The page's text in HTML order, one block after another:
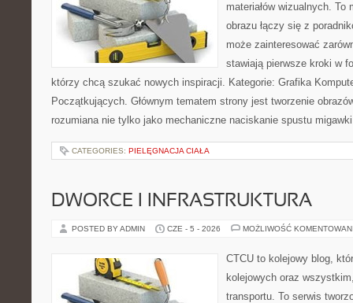
materiałów wizualnych.
obrazu łączy się z
może zainteresować
stawiają pierwsze kroki w
którzy chcą szukać nowych inspiracji. Kategorie: Grafika
Początkujących. Głównym tematem strony jest tworzenie
rozumiana nie tylko jako mechaniczne naciskanie spustu
CATEGORIES: PIELĘGNACJA CIAŁA
DWORCE I INFRASTRUKTURA
POSTED BY ADMIN CZE - 5 - 2026 MOŻLIWOŚĆ
CTCU to kolejowy blog,
kolejowych oraz
transportu. To serwis